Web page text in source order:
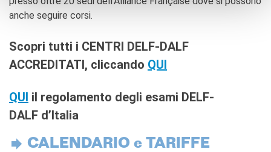
anche seguire corsi.
Scopri tutti i CENTRI DELF-DALF
ACCREDITATI, cliccando QUI
QUI il regolamento degli esami DELF-
DALF d’Italia
CALENDARIO e TARIFFE